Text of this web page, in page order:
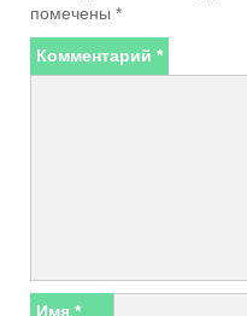
помечены *
Комментарий *
Имя *